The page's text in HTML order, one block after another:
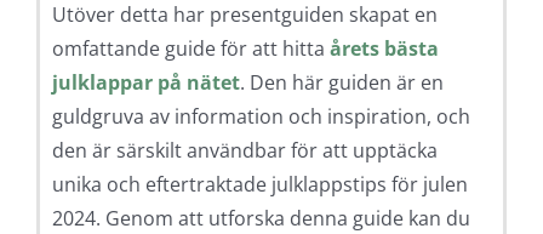
Utöver detta har presentguiden skapat en
omfattande guide för att hitta årets bästa
julklappar på nätet. Den här guiden är en
guldgruva av information och inspiration, och
den är särskilt användbar för att upptäcka
unika och eftertraktade julklappstips för julen
2024. Genom att utforska denna guide kan du